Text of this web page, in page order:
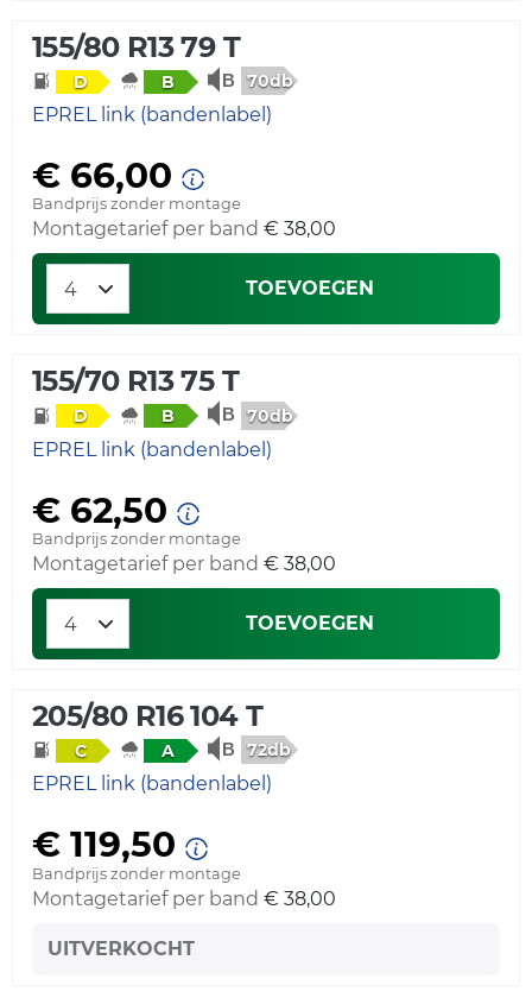
155/80 R13 79 T
D B 70db
EPREL link (bandenlabel)
€ 66,00
Bandprijs zonder montage
Montagetarief per band € 38,00
TOEVOEGEN
155/70 R13 75 T
D B 70db
EPREL link (bandenlabel)
€ 62,50
Bandprijs zonder montage
Montagetarief per band € 38,00
TOEVOEGEN
205/80 R16 104 T
C A 72db
EPREL link (bandenlabel)
€ 119,50
Bandprijs zonder montage
Montagetarief per band € 38,00
UITVERKOCHT